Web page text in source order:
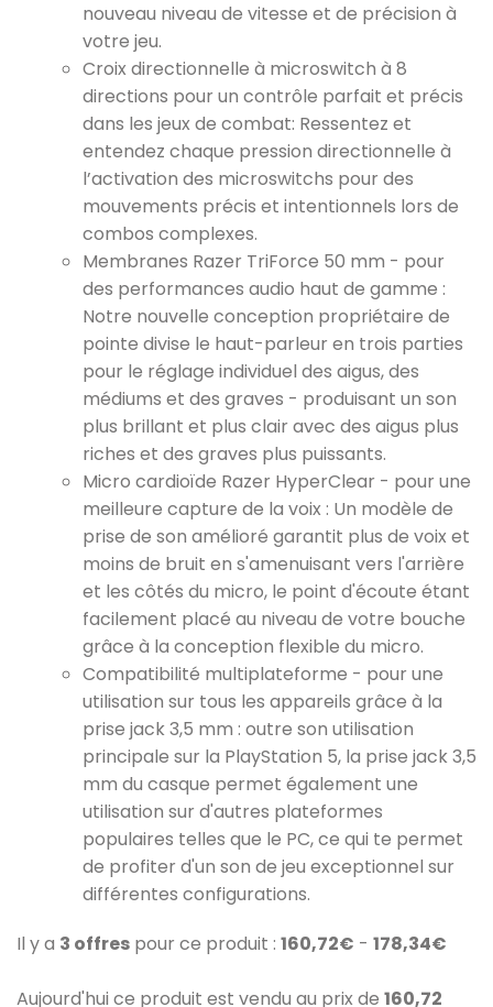
nouveau niveau de vitesse et de précision à
votre jeu.
Croix directionnelle à microswitch à 8
directions pour un contrôle parfait et précis
dans les jeux de combat: Ressentez et
entendez chaque pression directionnelle à
l’activation des microswitchs pour des
mouvements précis et intentionnels lors de
combos complexes.
Membranes Razer TriForce 50 mm - pour
des performances audio haut de gamme :
Notre nouvelle conception propriétaire de
pointe divise le haut-parleur en trois parties
pour le réglage individuel des aigus, des
médiums et des graves - produisant un son
plus brillant et plus clair avec des aigus plus
riches et des graves plus puissants.
Micro cardioïde Razer HyperClear - pour une
meilleure capture de la voix : Un modèle de
prise de son amélioré garantit plus de voix et
moins de bruit en s'amenuisant vers l'arrière
et les côtés du micro, le point d'écoute étant
facilement placé au niveau de votre bouche
grâce à la conception flexible du micro.
Compatibilité multiplateforme - pour une
utilisation sur tous les appareils grâce à la
prise jack 3,5 mm : outre son utilisation
principale sur la PlayStation 5, la prise jack 3,5
mm du casque permet également une
utilisation sur d'autres plateformes
populaires telles que le PC, ce qui te permet
de profiter d'un son de jeu exceptionnel sur
différentes configurations.
Il y a 3 offres pour ce produit : 160,72€ - 178,34€
Aujourd'hui ce produit est vendu au prix de 160,72